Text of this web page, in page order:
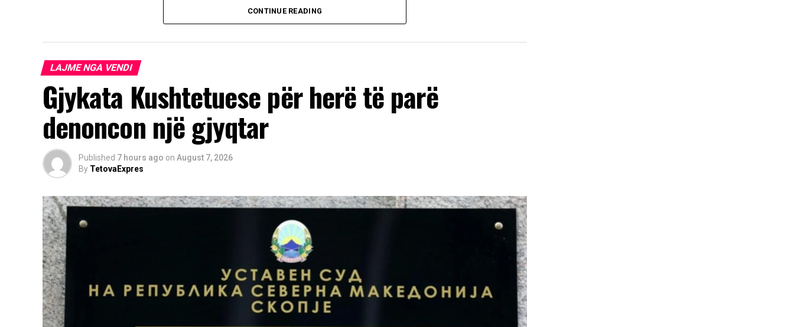
CONTINUE READING
LAJME NGA VENDI
Gjykata Kushtetuese për herë të parë
denoncon një gjyqtar
Published 7 hours ago on August 7, 2026
By TetovaExpres